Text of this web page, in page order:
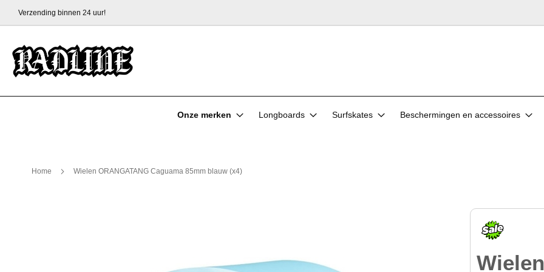
Ga
inhoud
Verzending binnen 24 uur!
Onze merken Longboards Surfskates Beschermingen en accessoires
Home Wielen ORANGATANG Caguama 85mm blauw (x4)